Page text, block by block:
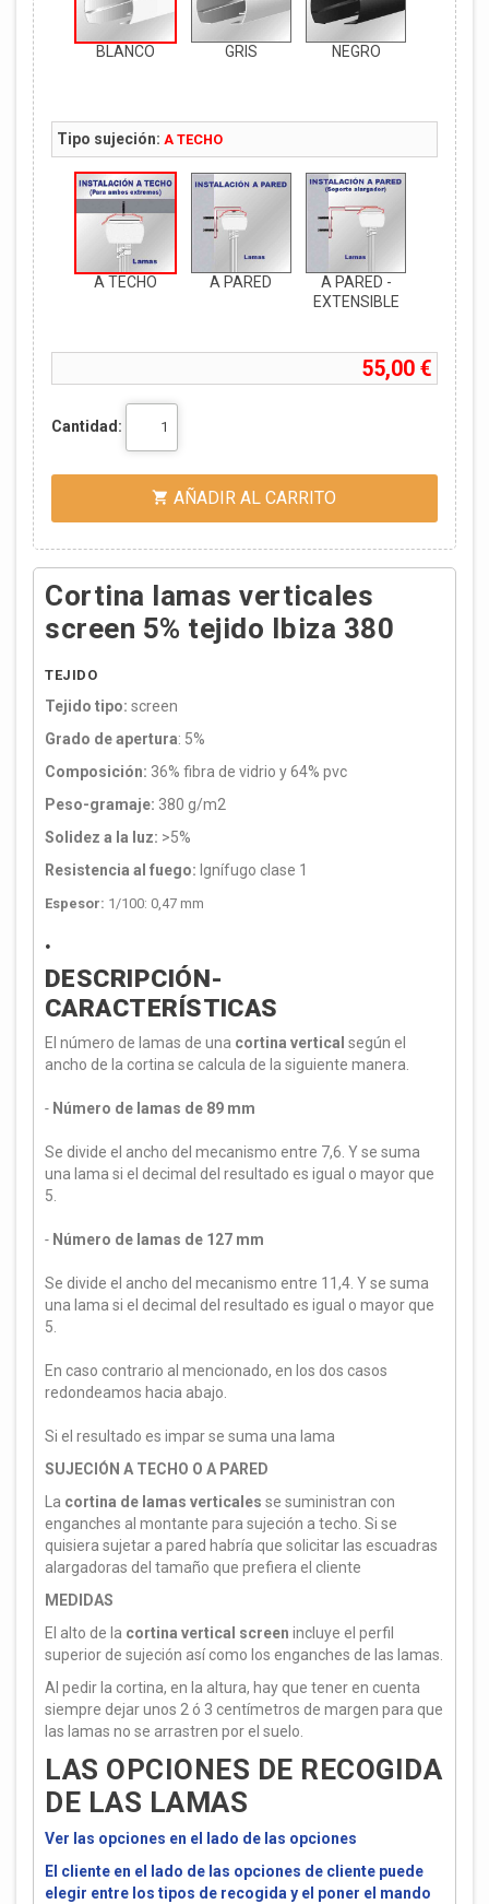
BLANCO GRIS NEGRO
Tipo sujeción: A TECHO
A TECHO A PARED
A PARED -
EXTENSIBLE
55,00 €
Cantidad:
 AÑADIR AL CARRITO
Cortina lamas verticales
screen 5% tejido Ibiza 380
TEJIDO
Tejido tipo: screen
Grado de apertura: 5%
Composición: 36% fibra de vidrio y 64% pvc
Peso-gramaje: 380 g/m2
Solidez a la luz: >5%
Resistencia al fuego: Ignífugo clase 1
Espesor: 1/100: 0,47 mm
.
DESCRIPCIÓN-
CARACTERÍSTICAS
El número de lamas de una cortina vertical según el
ancho de la cortina se calcula de la siguiente manera.
- Número de lamas de 89 mm
Se divide el ancho del mecanismo entre 7,6. Y se suma
una lama si el decimal del resultado es igual o mayor que
5.
- Número de lamas de 127 mm
Se divide el ancho del mecanismo entre 11,4. Y se suma
una lama si el decimal del resultado es igual o mayor que
5.
En caso contrario al mencionado, en los dos casos
redondeamos hacia abajo.
Si el resultado es impar se suma una lama
SUJECIÓN A TECHO O A PARED
La cortina de lamas verticales se suministran con
enganches al montante para sujeción a techo. Si se
quisiera sujetar a pared habría que solicitar las escuadras
alargadoras del tamaño que prefiera el cliente
MEDIDAS
El alto de la cortina vertical screen incluye el perfil
superior de sujeción así como los enganches de las lamas.
Al pedir la cortina, en la altura, hay que tener en cuenta
siempre dejar unos 2 ó 3 centímetros de margen para que
las lamas no se arrastren por el suelo.
LAS OPCIONES DE RECOGIDA
DE LAS LAMAS
Ver las opciones en el lado de las opciones
El cliente en el lado de las opciones de cliente puede
elegir entre los tipos de recogida y el poner el mando